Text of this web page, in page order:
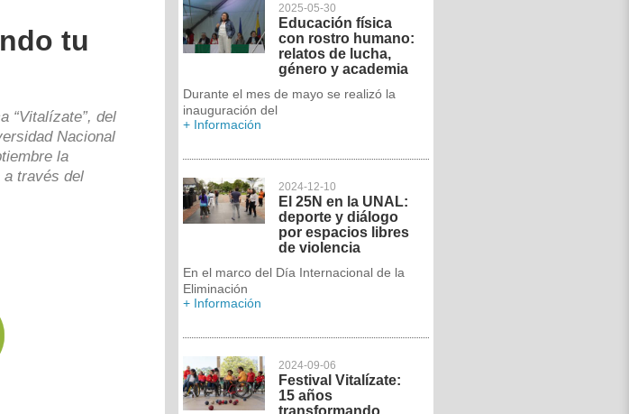
tu
“Vitalízate”, del
Nacional
la
a través del
2025-05-30
Educación física
con rostro humano:
relatos de lucha,
género y academia
Durante el mes de mayo se realizó la
inauguración del
+ Información
2024-12-10
El 25N en la UNAL:
deporte y diálogo
por espacios libres
de violencia
En el marco del Día Internacional de la
Eliminación
+ Información
2024-09-06
Festival Vitalízate:
15 años
transformando